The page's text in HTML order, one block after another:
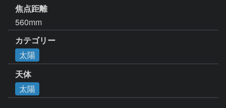
焦点距離
560mm
カテゴリー
太陽
天体
太陽